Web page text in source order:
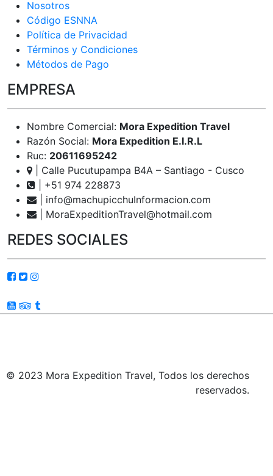
Nosotros
Código ESNNA
Política de Privacidad
Términos y Condiciones
Métodos de Pago
EMPRESA
Nombre Comercial: Mora Expedition Travel
Razón Social: Mora Expedition E.I.R.L
Ruc: 20611695242
| Calle Pucutupampa B4A – Santiago - Cusco
| +51 974 228873
| info@machupicchuInformacion.com
| MoraExpeditionTravel@hotmail.com
REDES SOCIALES
© 2023 Mora Expedition Travel, Todos los derechos
reservados.